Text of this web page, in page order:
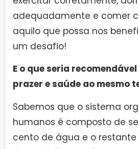
adequadamente e comer
aquilo que possa nos
um desafio!
E o que seria
prazer e saúde ao mesmo
Sabemos que o sistema
humanos é composto de
cento de água e o